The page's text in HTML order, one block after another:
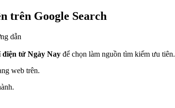
trên Google Search
dẫn
điện tử Ngày Nay để chọn làm nguồn tìm kiếm ưu tiên.
web trên.